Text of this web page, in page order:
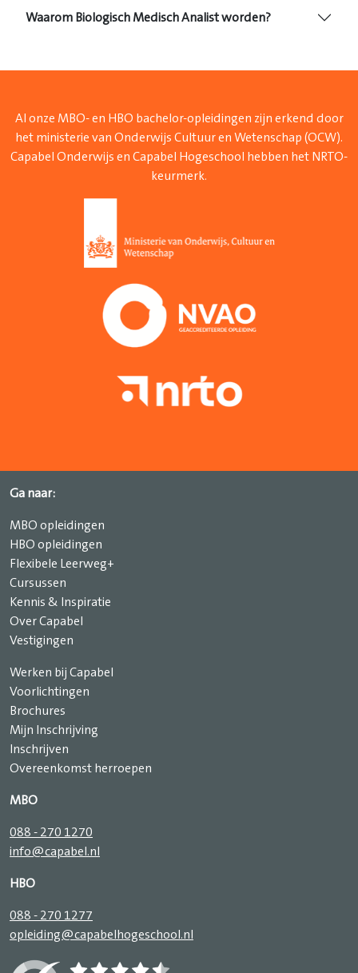
Waarom Biologisch Medisch Analist worden?
Al onze MBO- en HBO bachelor-opleidingen zijn erkend door
het ministerie van Onderwijs Cultuur en Wetenschap (OCW).
Capabel Onderwijs en Capabel Hogeschool hebben het NRTO-
keurmerk.
Ga naar:
MBO opleidingen
HBO opleidingen
Flexibele Leerweg+
Cursussen
Kennis & Inspiratie
Over Capabel
Vestigingen
Werken bij Capabel
Voorlichtingen
Brochures
Mijn Inschrijving
Inschrijven
Overeenkomst herroepen
MBO
088 - 270 1270
info@capabel.nl
HBO
088 - 270 1277
opleiding@capabelhogeschool.nl